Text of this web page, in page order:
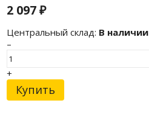
2 097₽
Центральный склад: В наличии
–
+
Купить